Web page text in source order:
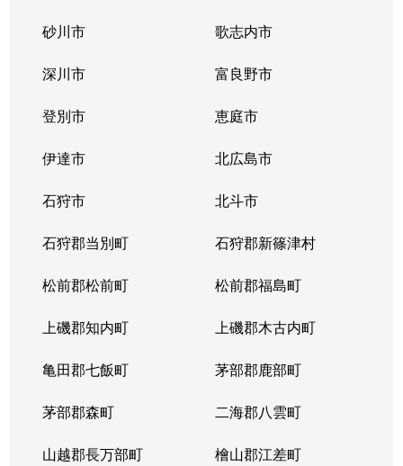
砂川市 歌志内市
深川市 富良野市
登別市 恵庭市
伊達市 北広島市
石狩市 北斗市
石狩郡当別町 石狩郡新篠津村
松前郡松前町 松前郡福島町
上磯郡知内町 上磯郡木古内町
亀田郡七飯町 茅部郡鹿部町
茅部郡森町 二海郡八雲町
山越郡長万部町 檜山郡江差町